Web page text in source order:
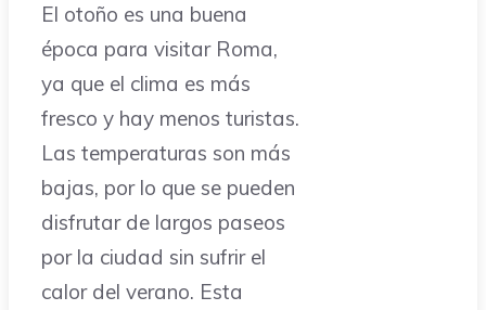
El otoño es una buena
época para visitar Roma,
ya que el clima es más
fresco y hay menos turistas.
Las temperaturas son más
bajas, por lo que se pueden
disfrutar de largos paseos
por la ciudad sin sufrir el
calor del verano. Esta